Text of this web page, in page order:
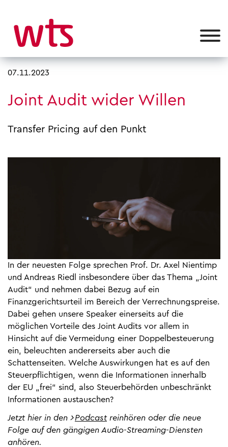
07.11.2023
Joint Audit wider Willen
Transfer Pricing auf den Punkt
In der neuesten Folge sprechen Prof. Dr. Axel Nientimp
und Andreas Riedl insbesondere über das Thema „Joint
Audit“ und nehmen dabei Bezug auf ein
Finanzgerichtsurteil im Bereich der Verrechnungspreise.
Dabei gehen unsere Speaker einerseits auf die
möglichen Vorteile des Joint Audits vor allem in
Hinsicht auf die Vermeidung einer Doppelbesteuerung
ein, beleuchten andererseits aber auch die
Schattenseiten. Welche Auswirkungen hat es auf den
Steuerpflichtigen, wenn die Informationen innerhalb
der EU „frei“ sind, also Steuerbehörden unbeschränkt
Informationen austauschen?
Jetzt hier in den Podcastreinhören oder die neue
Folge auf den gängigen Audio-Streaming-Diensten
anhören.